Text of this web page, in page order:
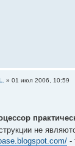
» 01 июл 2006, 10:59
не
-